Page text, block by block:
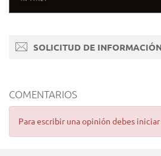
SOLICITUD DE INFORMACIÓN
COMENTARIOS
Para escribir una opinión debes iniciar